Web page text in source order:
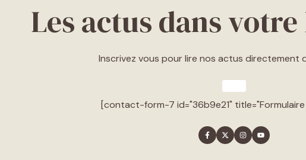
Les actus dans
Inscrivez vous pour lire nos actus directement
[contact-form-7 id="36b9e21"